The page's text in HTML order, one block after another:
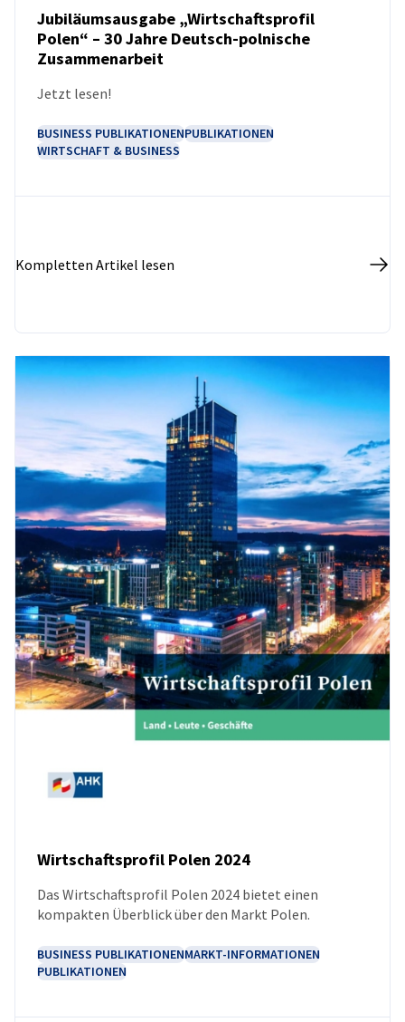
NEUIGKEITEN
Jubiläumsausgabe „Wirtschaftsprofil
Polen“ – 30 Jahre Deutsch-polnische
Zusammenarbeit
Jetzt lesen!
BUSINESS PUBLIKATIONENPUBLIKATIONEN
WIRTSCHAFT & BUSINESS
Kompletten Artikel lesen
NEUIGKEITEN
Wirtschaftsprofil Polen 2024
Das Wirtschaftsprofil Polen 2024 bietet einen
kompakten Überblick über den Markt Polen.
BUSINESS PUBLIKATIONENMARKT-INFORMATIONEN
PUBLIKATIONEN